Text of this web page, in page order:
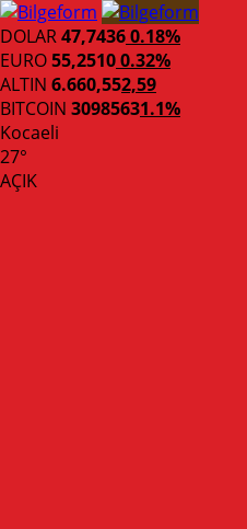
DOLAR47,74360.18%
EURO55,25100.32%
ALTIN 6.660,552,59
BITCOIN 30985631.1%
Kocaeli
27°
AÇIK